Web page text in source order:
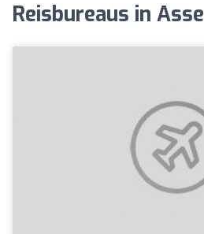
Reisbureaus in Asse